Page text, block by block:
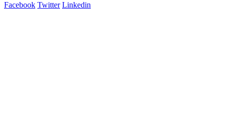
Facebook Twitter Linkedin